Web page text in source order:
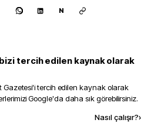
N
tercih edilen kaynak olarak
Gazetesi'i tercih edilen kaynak olarak
Google'da daha sık görebilirsiniz.
Nasıl çalışır?›